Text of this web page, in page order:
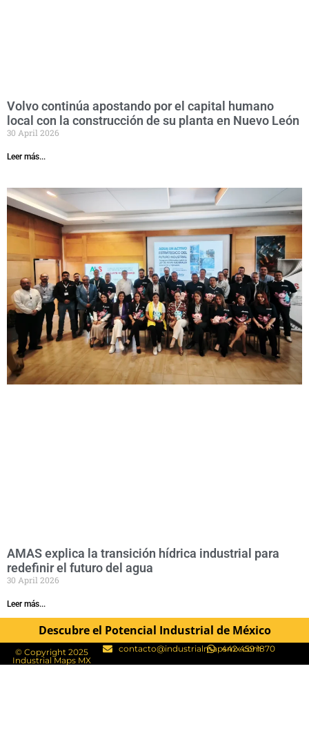
Volvo continúa apostando por el capital humano
local con la construcción de su planta en Nuevo León
30 April 2026
Leer más...
AMAS explica la transición hídrica industrial para
redefinir el futuro del agua
30 April 2026
Leer más...
Descubre el Potencial Industrial de México
© Copyright 2025
Industrial Maps MX​
contacto@industrialmapsmx.com
442 459 1870